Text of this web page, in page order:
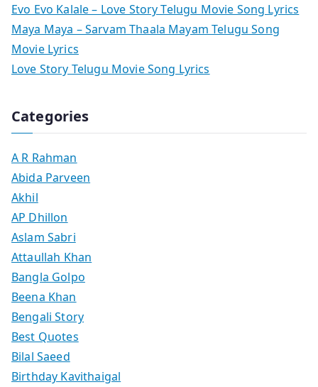
Evo Evo Kalale – Love Story Telugu Movie Song Lyrics
Maya Maya – Sarvam Thaala Mayam Telugu Song
Movie Lyrics
Love Story Telugu Movie Song Lyrics
Categories
A R Rahman
Abida Parveen
Akhil
AP Dhillon
Aslam Sabri
Attaullah Khan
Bangla Golpo
Beena Khan
Bengali Story
Best Quotes
Bilal Saeed
Birthday Kavithaigal